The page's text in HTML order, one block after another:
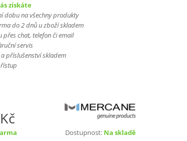
získáte
dobu na všechny produkty
do 2 dnů u zboží skladem
chat, telefon či email
servis
příslušenství skladem
Dostupnost: Na skladě